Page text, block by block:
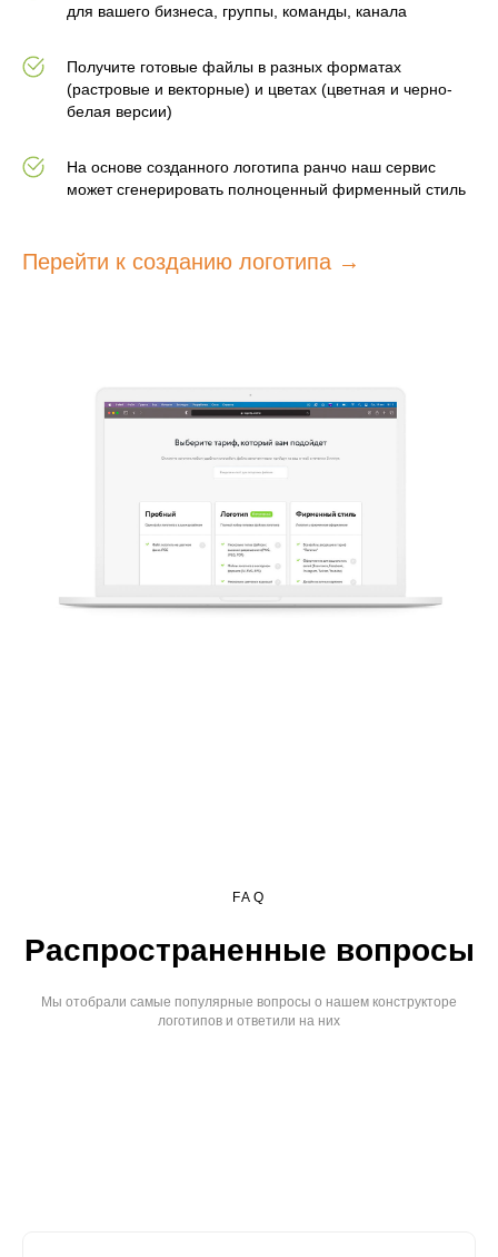
для вашего бизнеса, группы, команды, канала
Получите готовые файлы в разных форматах
(растровые и векторные) и цветах (цветная и черно-
белая версии)
На основе созданного логотипа ранчо наш сервис
может сгенерировать полноценный фирменный стиль
Перейти к созданию логотипа
FAQ
Распространенные вопросы
Мы отобрали самые популярные вопросы о нашем конструкторе
логотипов и ответили на них